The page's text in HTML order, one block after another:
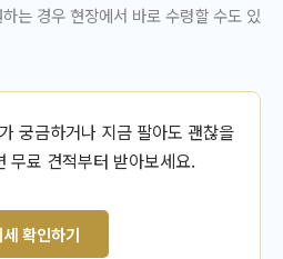
는 경우 현장에서 바로 수령할 수도 있
궁금하거나 지금 팔아도 괜찮을
무료 견적부터 받아보세요.
확인하기